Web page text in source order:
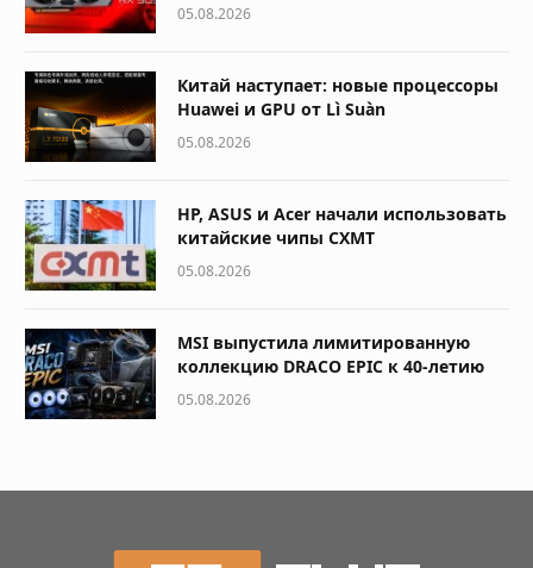
05.08.2026
Китай наступает: новые процессоры
Huawei и GPU от Lì Suàn
05.08.2026
HP, ASUS и Acer начали использовать
китайские чипы CXMT
05.08.2026
MSI выпустила лимитированную
коллекцию DRACO EPIC к 40-летию
05.08.2026